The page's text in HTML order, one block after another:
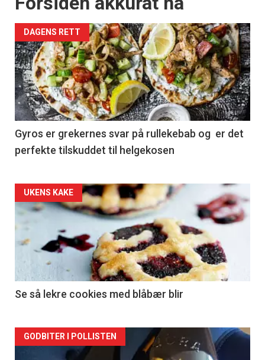
DAGENS RETT
Gyros er grekernes svar på rullekebab og er det
perfekte tilskuddet til helgekosen
Forsiden
akkurat
nå
2
UKENS KAKE
Se så lekre cookies med blåbær blir
Forsiden
GODBITER I POLLISTEN